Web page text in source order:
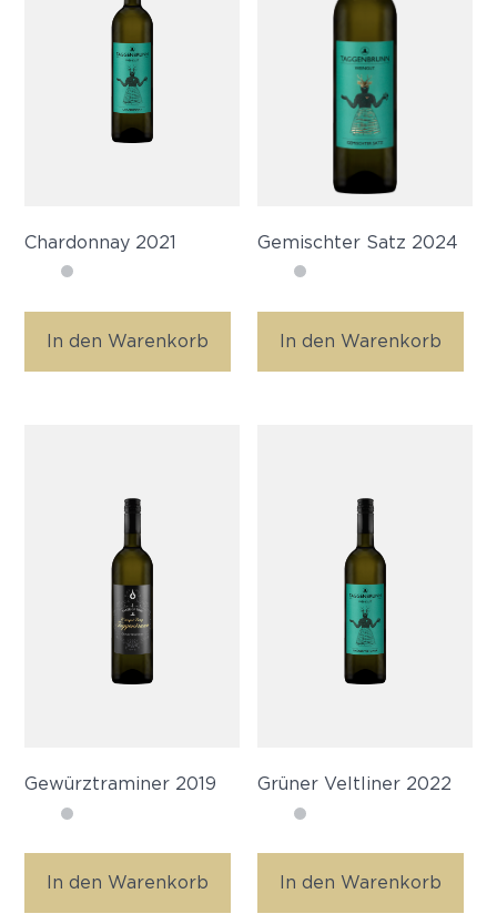
Chardonnay 2021
In den Warenkorb
Gemischter Satz 2024
In den Warenkorb
Gewürztraminer 2019
In den Warenkorb
Grüner Veltliner 2022
In den Warenkorb